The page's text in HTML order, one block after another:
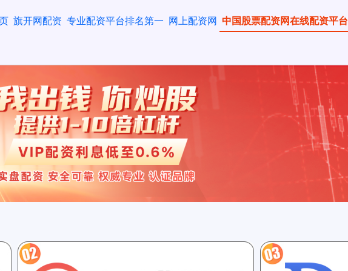
旗开网配资 专业配资平台排名第一 网上配资网 中国股票配资网在线配资平台